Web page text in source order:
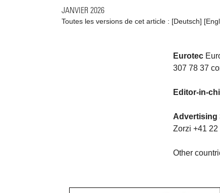
JANVIER 2026
Toutes les versions de cet article : [Deutsch] [
Eurotec
307 78 37
Editor-in-
Advertising
Zorzi +41 22
Other